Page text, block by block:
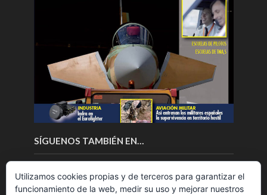
SÍGUENOS TAMBIÉN EN…
Utilizamos cookies propias y de terceros para garantizar el
funcionamiento de la web, medir su uso y mejorar nuestros